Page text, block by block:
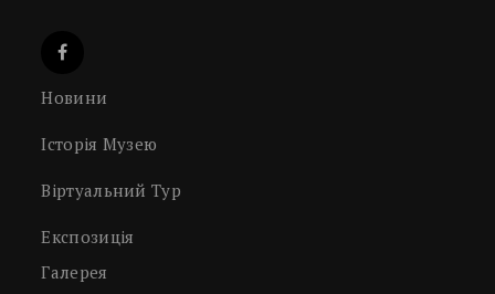
Новини
Історія Музею
Віртуальний Тур
Експозиція
Галерея